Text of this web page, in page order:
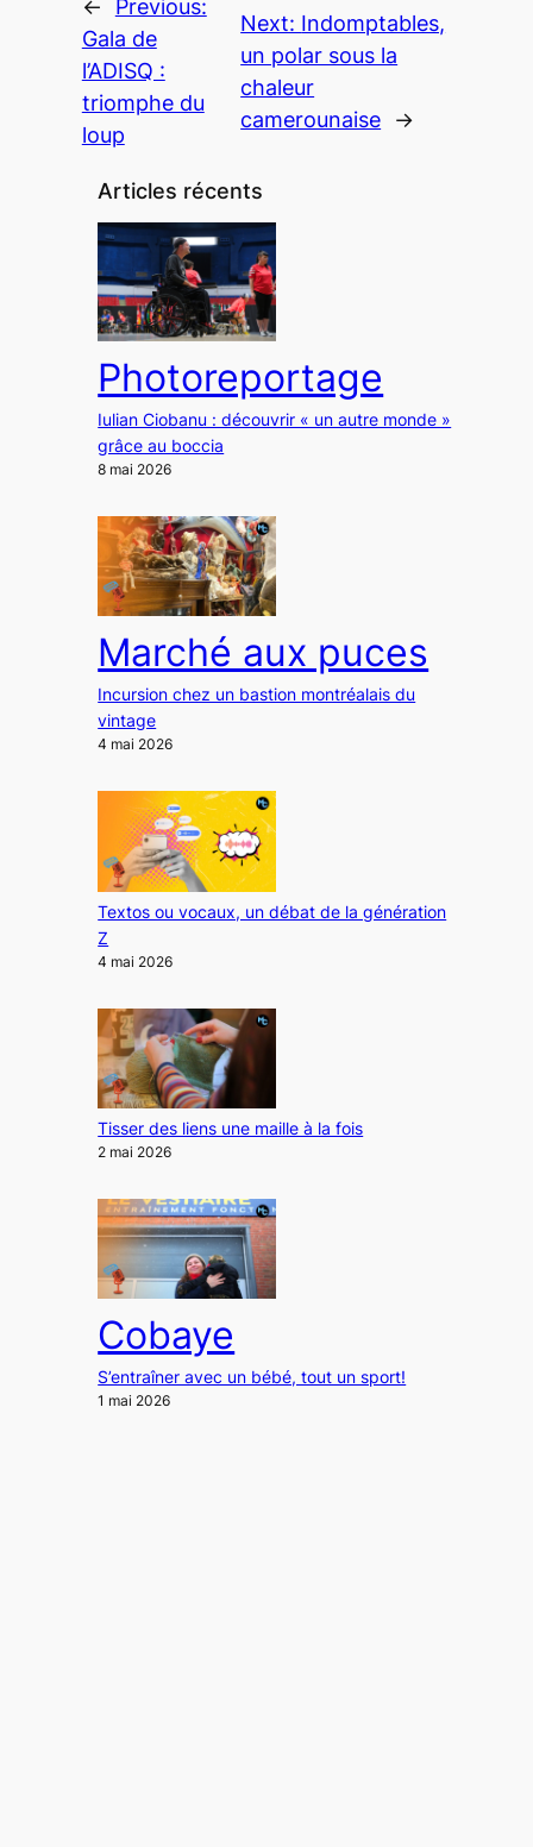
←
Previous:
Gala de
l’ADISQ :
triomphe du
loup
Next: Indomptables,
un polar sous la
chaleur
camerounaise
→
Articles récents
Photoreportage
Iulian Ciobanu : découvrir « un autre monde »
grâce au boccia
8 mai 2026
Marché aux puces
Incursion chez un bastion montréalais du
vintage
4 mai 2026
Textos ou vocaux, un débat de la génération
Z
4 mai 2026
Tisser des liens une maille à la fois
2 mai 2026
Cobaye
S’entraîner avec un bébé, tout un sport!
1 mai 2026